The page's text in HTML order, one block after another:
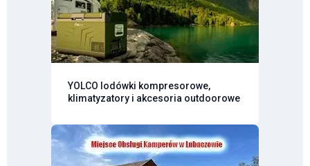
YOLCO lodówki kompresorowe,
klimatyzatory i akcesoria outdoorowe